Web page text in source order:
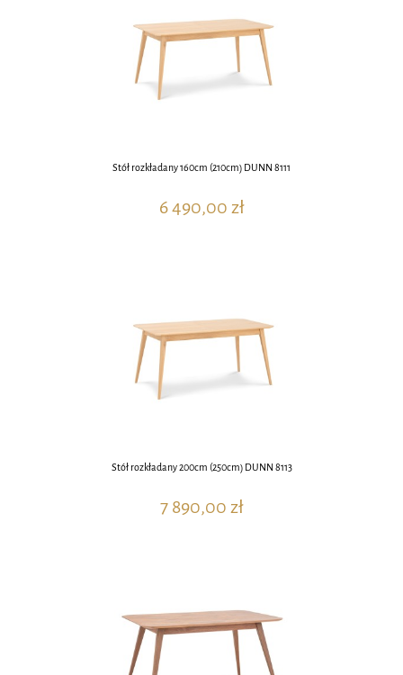
Stół rozkładany 160cm (210cm) DUNN 8111
6 490,00 zł
Stół rozkładany 200cm (250cm) DUNN 8113
7 890,00 zł